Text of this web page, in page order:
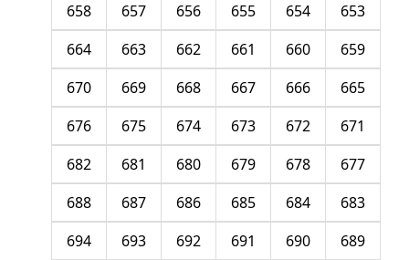
653
654
655
656
657
658
659
660
661
662
663
664
665
666
667
668
669
670
671
672
673
674
675
676
677
678
679
680
681
682
683
684
685
686
687
688
689
690
691
692
693
694